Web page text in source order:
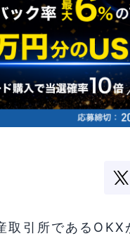
取引所である